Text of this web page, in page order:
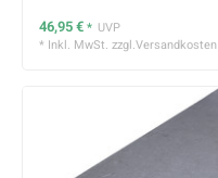
46,95 €* UVP
* Inkl. MwSt. zzgl.Versandkosten